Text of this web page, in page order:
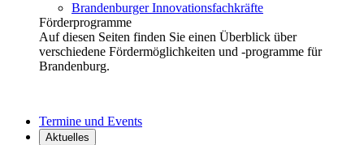
Brandenburger Innovationsfachkräfte
Förderprogramme
Auf diesen Seiten finden Sie einen Überblick über
verschiedene Fördermöglichkeiten und -programme für
Brandenburg.
Termine und Events
Aktuelles